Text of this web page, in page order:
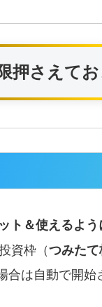
押さえて
ト＆使えるよう
資枠（つみた
合は自動で開始